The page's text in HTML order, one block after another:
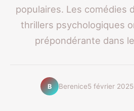
populaires. Les comédies
thrillers psychologiques
prépondérante dans
B Berenice5 février 2025